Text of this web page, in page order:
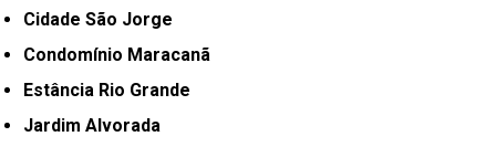
Cidade São Jorge
Condomínio Maracanã
Estância Rio Grande
Jardim Alvorada